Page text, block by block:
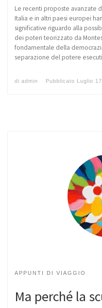
Le recenti proposte avanzate
Italia e in altri paesi europei
significative riguardo alla
dei poteri teorizzato da
fondamentale della
separazione del potere
di admin Pubblicato Luglio
APPUNTI DI VIAGGIO
Ma perché la